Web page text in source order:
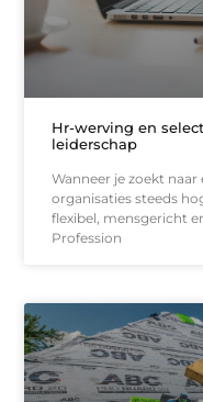
Hr-werving en
leiderschap
Wanneer je zoekt
organisaties steeds
flexibel, mensgericht
Profession